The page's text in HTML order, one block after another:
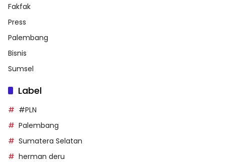
Fakfak
Press
Palembang
Bisnis
Sumsel
Label
#PLN
Palembang
Sumatera Selatan
herman deru